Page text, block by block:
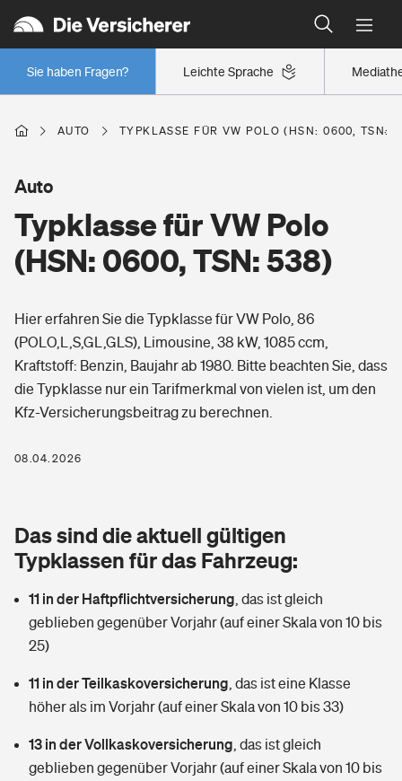
Leichte Sprache
Sie haben Fragen?
Wer versichert was: Jetzt Versicherer finden
Regionalklassen: So ist Ihre Region eingestuft
Wer versichert was: Jetzt Versicherer finden
Berufsunfähigkeitsversicherung
Erwerbsunfähigkeitsversicherung
Grundfähigkeitsversicherung
Arbeitsrechtsschutz
Berufshaftpflichtversicherung
Zur Übersicht
Tools
Wer versichert was: Jetzt Versicherer finden
Sie haben Fragen?
Wohnen
Elementarversicherung
Glasversicherung
Mietkautionsversicherung
Restkreditversicherung
Freizeit
Pri­vate Haft­pflicht­
Kinderunfall­ver­si­che­rung
Kinderinvalidität
Hundehalter-Haftpflicht
Gesundheit
Private Krankenversicherung
Dread-Disease-Versicherung
Tierkrankenversicherung
Zur Übersicht
Tools
Wer versichert was: Jetzt Versicherer finden
AUTO TYPKLASSE FÜR VW POLO (HSN: 0600, TSN:
Typklasse für VW Polo
(HSN: 0600, TSN: 538)
Auto
Hier erfahren Sie die Typklasse für VW Polo, 86
(POLO,L,S,GL,GLS), Limousine, 38 kW, 1085 ccm,
Kraftstoff: Benzin, Baujahr ab 1980. Bitte beachten Sie, dass
die Typklasse nur ein Tarifmerkmal von vielen ist, um den
Kfz-Versicherungsbeitrag zu berechnen.
08.04.2026
Das sind die aktuell gültigen
Typklassen für das Fahrzeug:
11 in der Haftpflichtversicherung das ist gleich
geblieben gegenüber Vorjahr (auf einer Skala von 10 bis
25)
11 in der Teilkaskoversicherung das ist eine Klasse
höher als im Vorjahr (auf einer Skala von 10 bis 33)
13 in der Vollkaskoversicherung das ist gleich
geblieben gegenüber Vorjahr (auf einer Skala von 10 bis